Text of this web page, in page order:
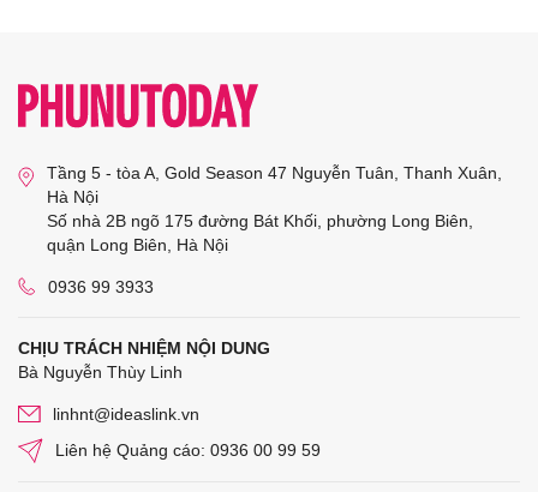
Tầng 5 - tòa A, Gold Season 47 Nguyễn Tuân, Thanh Xuân,
Hà Nội
Số nhà 2B ngõ 175 đường Bát Khối, phường Long Biên,
quận Long Biên, Hà Nội
0936 99 3933
CHỊU TRÁCH NHIỆM NỘI DUNG
Bà Nguyễn Thùy Linh
linhnt@ideaslink.vn
Liên hệ Quảng cáo: 0936 00 99 59